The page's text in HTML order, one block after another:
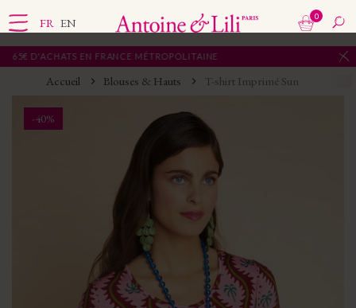
EN FRANCE MÉTROPOLITAINE
FR EN 0
Accueil Blouses & Hauts T-shirt Imprimé Sun
-40%